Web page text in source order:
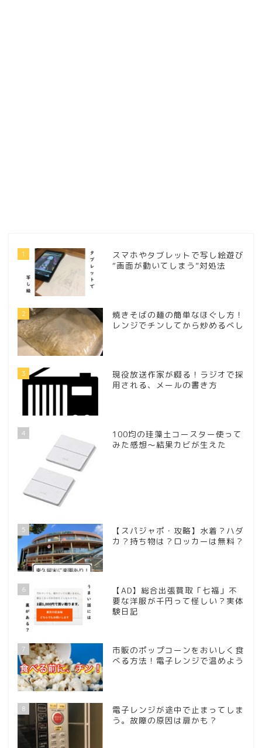
1
スマホやタブレットで写し絵遊び
“画面が動いてしまう”対処法
2
焼きそばの麺の簡単なほぐし方！
レンジでチンしてから炒めるべし
3
現役放送作家が綴る！ラジオで採
用される、メールの書き方
4
100均の珪藻土コースター使って
みた感想～結果カビが生えた
5
【スパジャポ・攻略】水着？ハダ
カ？持ち物は？ロッカーは無料？
6
【AD】総合出張買取「七福」不
要な洋服が千円って怪しい？実体
験日記
7
市販のポップコーンをおいしく食
べる方法！電子レンジで温めよう
8
電子レンジが途中で止まってしま
う。故障の原因は扉かも？